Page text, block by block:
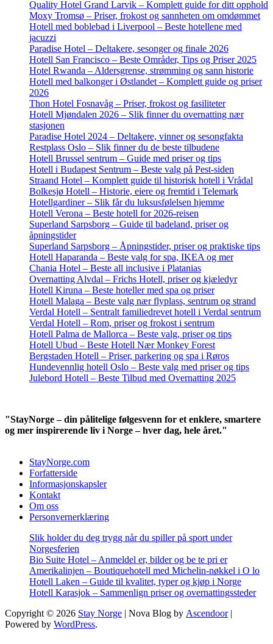
Quality Hotel Grand Larvik – Komplett guide for ditt opphold
Moxy Tromsø – Priser, frokost og sannheten om omdømmet
Hotell med boblebad i Liverpool – Beste hotellene med
jacuzzi
Paradise Hotel – Deltakere, sesonger og finale 2026
Hotell San Francisco – Beste Områder, Tips og Priser 2025
Hotel Rwanda – Aldersgrense, strømming og sann historie
Hotell med balkonger i Østlandet – Komplett guide og priser
2026
Thon Hotel Fosnavåg – Priser, frokost og fasiliteter
Hotell Mjøndalen 2026 – Slik finner du overnatting nær
stasjonen
Paradise Hotel 2024 – Deltakere, vinner og sesongfakta
Restplass Oslo – Slik finner du de beste tilbudene
Hotell Brussel sentrum – Guide med priser og tips
Hotell i Budapest Sentrum – Beste valg på Pest-siden
Straand Hotel – Komplett guide til historisk hotell i Vrådal
Bolkesjø Hotell – Historie, eiere og fremtid i Telemark
Hotellgardiner – Slik får du luksusfølelsen hjemme
Hotell Verona – Beste hotell for 2026-reisen
Superland Sarpsborg – Guide til badeland, priser og
åpningstider
Superland Sarpsborg – Åpningstider, priser og praktiske tips
Hotell Haparanda – Beste valg for spa, IKEA og mer
Chania Hotel – Beste all inclusive i Platanias
Overnatting Alvdal – Frichs Hotell, priser og kjæledyr
Hotell Kiruna – Beste hoteller med spa og priser
Hotell Malaga – Beste valg nær flyplass, sentrum og strand
Verdal Hotell – Sentralt familiedrevet hotell i Verdal sentrum
Verdal Hotell – Rom, priser og frokost i sentrum
Hotell Palma de Mallorca – Beste valg, priser og tips
Hotell Ubud – Beste Hotell Nær Monkey Forest
Bergstaden Hotell – Priser, parkering og spa i Røros
Hundevennlig hotell Oslo – Beste valg med priser og tips
Julebord Hotell – Beste Tilbud med Overnatting 2025
"StayNorge – din pålitelige følgesvenn for et enklere, smartere
og mer inspirerende liv i Norge – hver dag, hele året."
StayNorge.com
Forfatterside
Informasjonskapsler
Kontakt
Om oss
Personvernerklæring
Slik holder du deg trygg når du spiller på sport under
Norgesferien
Bio Suite Hotel – Anmeldel er, bilder og be te pri er
Amerikalinjen – Boutiquehotell med Michelin-nøkkel i O lo
Hotell Laken – Guide til kvalitet, typer og kjøp i Norge
Hotell Karasjok – Sammenlign priser og overnattingssteder
Copyright © 2026 Stay Norge | Nova Blog by Ascendoor|
Powered by WordPress.